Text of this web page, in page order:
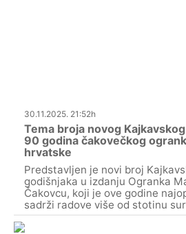
30.11.2025. 21:52h
Tema broja novog
90 godina čakovečkog
hrvatske
Predstavljen je novi broj
godišnjaka u izdanju Ogranka
Čakovcu, koji je ove godine
sadrži radove više od stotinu